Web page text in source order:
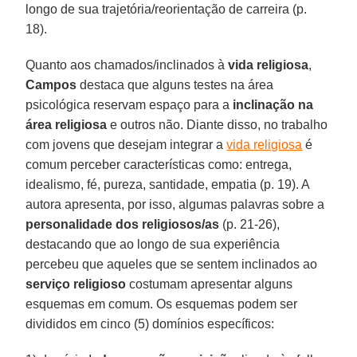
longo de sua trajetória/reorientação de carreira (p.
18).
Quanto aos chamados/inclinados àvida religiosa,
Campos destaca que alguns testes na área
psicológica reservam espaço para a inclinação na
área religiosa e outros não. Diante disso, no trabalho
com jovens que desejam integrar avida religiosa é
comum perceber características como: entrega,
idealismo, fé, pureza, santidade, empatia (p. 19). A
autora apresenta, por isso, algumas palavras sobre a
personalidade dos religiosos/as (p. 21-26),
destacando que ao longo de sua experiência
percebeu que aqueles que se sentem inclinados ao
serviço religioso costumam apresentar alguns
esquemas em comum. Os esquemas podem ser
divididos em cinco (5) domínios específicos: